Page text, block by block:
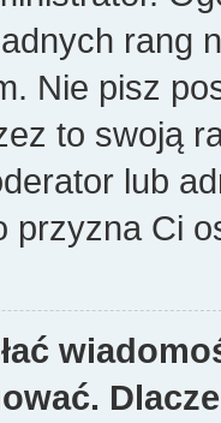
rang
Nie pisz
to swoją
lub
przyzna Ci